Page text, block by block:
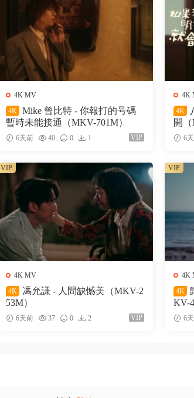
4K MV
4K
Mike 曾比特 - 你報打的号碼
暫時未能接通（MKV-701M）
6天前 40 0 1 VIP
4K
4K
開（
6
4K MV
4K
馮允謙 - 人間缺憾美（MKV-2
53M）
6天前 37 0 2 VIP
VIP
4K
4K
KV-
6
VIP